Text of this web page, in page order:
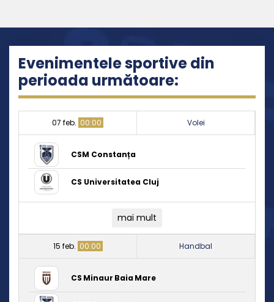
Evenimentele sportive din
perioada următoare:
07 feb. 00:00 Volei
CSM Constanța
CS Universitatea Cluj
mai mult
15 feb. 00:00 Handbal
CS Minaur Baia Mare